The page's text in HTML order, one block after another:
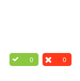
0 0